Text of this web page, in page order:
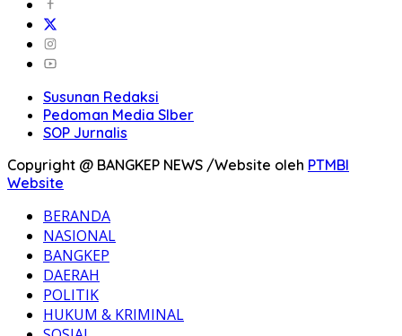
Susunan Redaksi
Pedoman Media SIber
SOP Jurnalis
Copyright @ BANGKEP NEWS /Website oleh PTMBI
Website
BERANDA
NASIONAL
BANGKEP
DAERAH
POLITIK
HUKUM & KRIMINAL